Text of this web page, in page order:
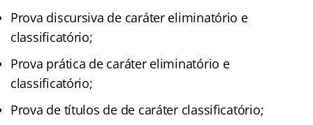
Prova discursiva de caráter eliminatório e
classificatório;
Prova prática de caráter eliminatório e
classificatório;
Prova de títulos de de caráter classificatório;